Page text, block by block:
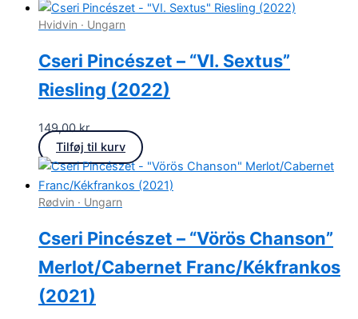
Hvidvin · Ungarn
Cseri Pincészet – “VI. Sextus”
Riesling (2022)
149,00kr.
Tilføj til kurv
Rødvin · Ungarn
Cseri Pincészet – “Vörös Chanson”
Merlot/Cabernet Franc/Kékfrankos
(2021)